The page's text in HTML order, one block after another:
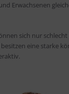
Erwachsenen
sich nur
eine starke